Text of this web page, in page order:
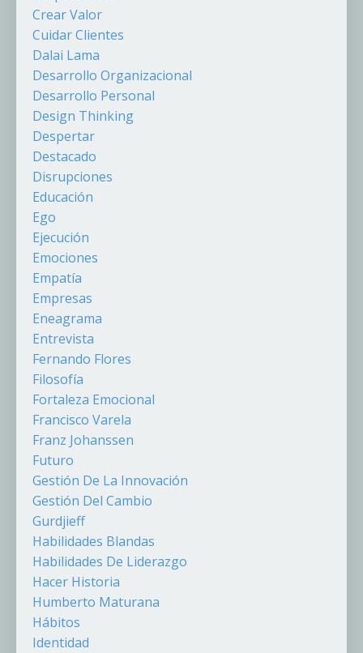
Crear Valor
Cuidar Clientes
Dalai Lama
Desarrollo Organizacional
Desarrollo Personal
Design Thinking
Despertar
Destacado
Disrupciones
Educación
Ego
Ejecución
Emociones
Empatía
Empresas
Eneagrama
Entrevista
Fernando Flores
Filosofía
Fortaleza Emocional
Francisco Varela
Franz Johanssen
Futuro
Gestión De La Innovación
Gestión Del Cambio
Gurdjieff
Habilidades Blandas
Habilidades De Liderazgo
Hacer Historia
Humberto Maturana
Hábitos
Identidad